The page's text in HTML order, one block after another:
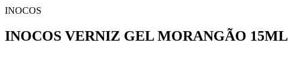
INOCOS
INOCOS VERNIZ GEL MORANGÃO 15ML